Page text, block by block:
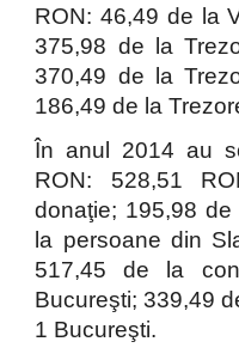
RON: 46,49 de la
375,98 de la
370,49 de la
186,49 de la
În anul 2014 au
RON: 528,51
donaţie; 195,98
la persoane din
517,45 de la
Bucureşti; 339,49
1 Bucureşti.